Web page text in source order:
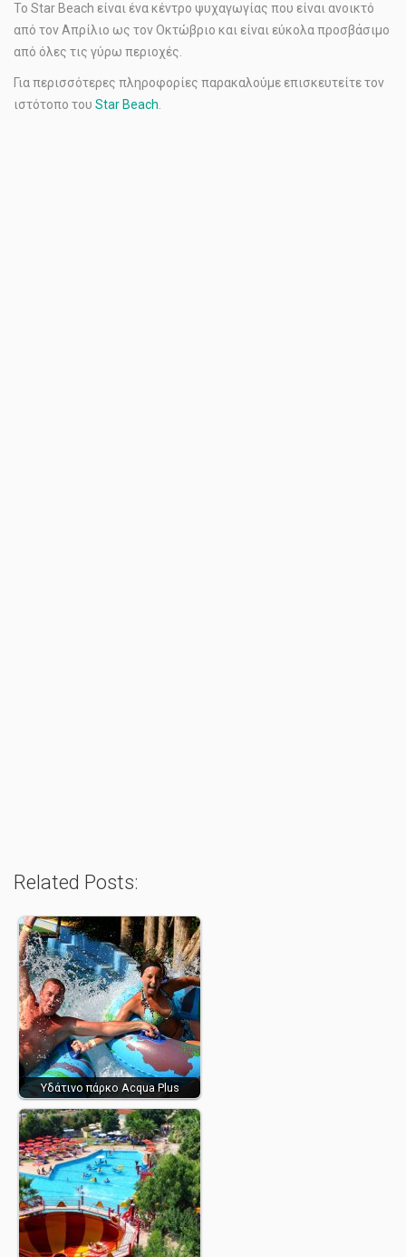
Το Star Beach είναι ένα κέντρο ψυχαγωγίας που είναι ανοικτό
από τον Απρίλιο ως τον Οκτώβριο και είναι εύκολα προσβάσιμο
από όλες τις γύρω περιοχές.
Για περισσότερες πληροφορίες παρακαλούμε επισκευτείτε τον
ιστότοπο του Star Beach
Related Posts:
Υδάτινο πάρκο Acqua Plus